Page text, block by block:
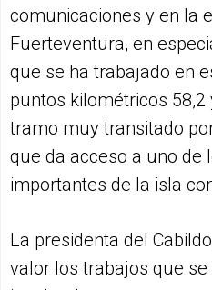
comunicaciones y en la
Fuerteventura, en
que se ha trabajado en
puntos kilométricos 58,2
tramo muy transitado
que da acceso a uno de
importantes de la isla
La presidenta del
valor los trabajos que